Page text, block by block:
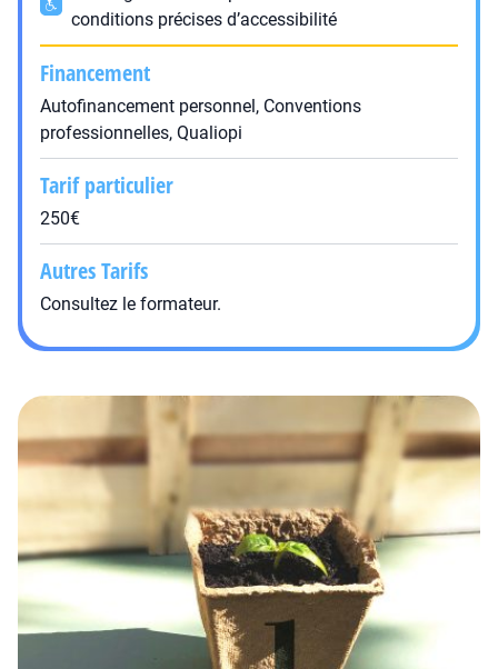
conditions précises d’accessibilité
Financement
Autofinancement personnel, Conventions
professionnelles, Qualiopi
Tarif particulier
250€
Autres Tarifs
Consultez le formateur.